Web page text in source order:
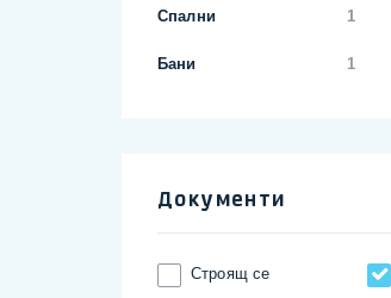
Спални 1
Бани 1
Документи
Строящ се